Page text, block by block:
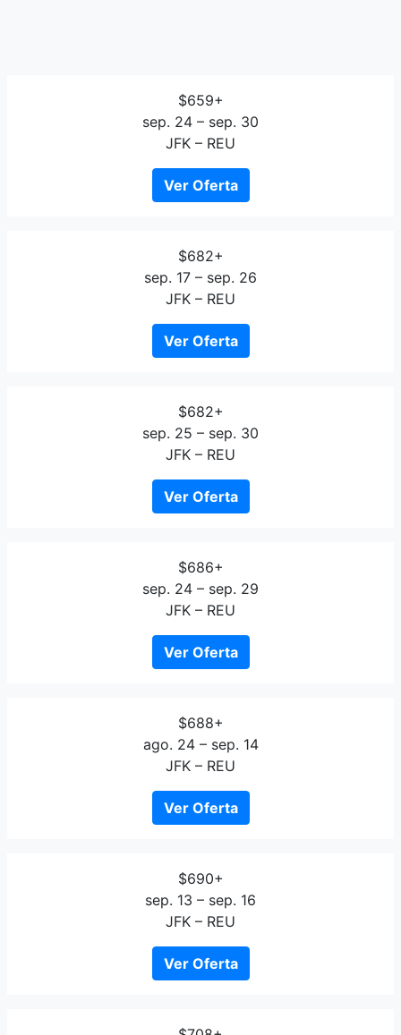
$659+
sep. 24 – sep. 30
JFK – REU
Ver Oferta
$682+
sep. 17 – sep. 26
JFK – REU
Ver Oferta
$682+
sep. 25 – sep. 30
JFK – REU
Ver Oferta
$686+
sep. 24 – sep. 29
JFK – REU
Ver Oferta
$688+
ago. 24 – sep. 14
JFK – REU
Ver Oferta
$690+
sep. 13 – sep. 16
JFK – REU
Ver Oferta